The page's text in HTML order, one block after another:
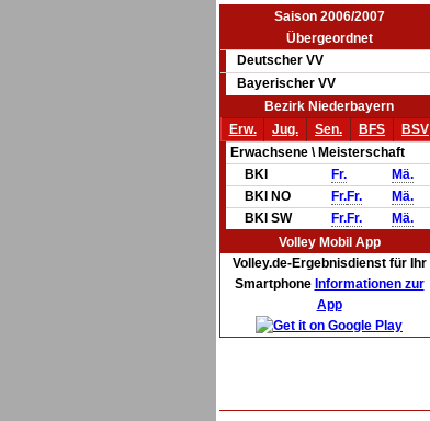
Saison 2006/2007
Übergeordnet
Deutscher VV
Bayerischer VV
Bezirk Niederbayern
Erw.
Jug. Sen. BFS
BSV
Erwachsene \ Meisterschaft
BKl
Fr.
Mä.
BKl NO
Fr.Fr.
Mä.
BKl SW
Fr.Fr.
Mä.
Volley Mobil App
Volley.de-Ergebnisdienst für Ihr
Smartphone Informationen zur
App